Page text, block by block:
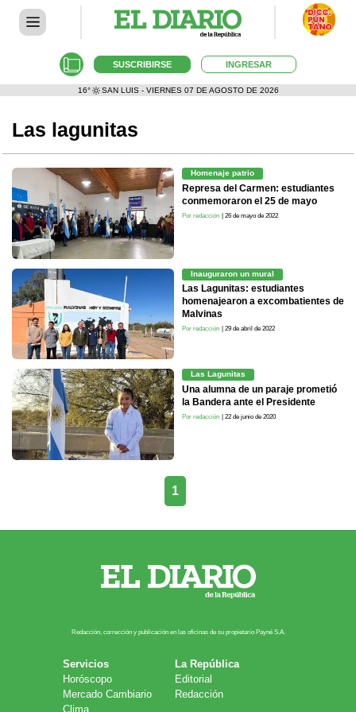
SUSCRIBIRSE INGRESAR
16° SAN LUIS - VIERNES 07 DE AGOSTO DE 2026
Las lagunitas
Homenaje patrio
Represa del Carmen: estudiantes
conmemoraron el 25 de mayo
Por redacción | 26 de mayo de 2022
Inauguraron un mural
Las Lagunitas: estudiantes
homenajearon a excombatientes de
Malvinas
Por redacción | 29 de abril de 2022
Las Lagunitas
Una alumna de un paraje prometió
la Bandera ante el Presidente
Por redacción | 22 de junio de 2020
1
Redacción, corrección y publicación en las oficinas de su propietario Payn​é S.A.
Servicios
Horóscopo
Mercado Cambiario
Clima
La República
Editorial
Redacción